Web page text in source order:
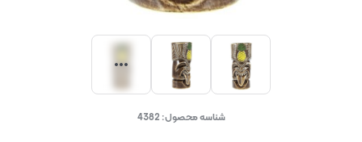
شناسه محصول: 4382